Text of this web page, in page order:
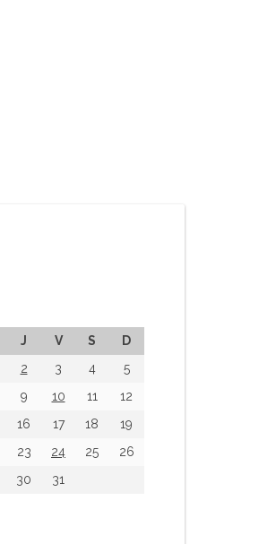
J V S
D
2 3 4
5
9 10 11
12
16 17 18
19
23 24 25
26
30
31